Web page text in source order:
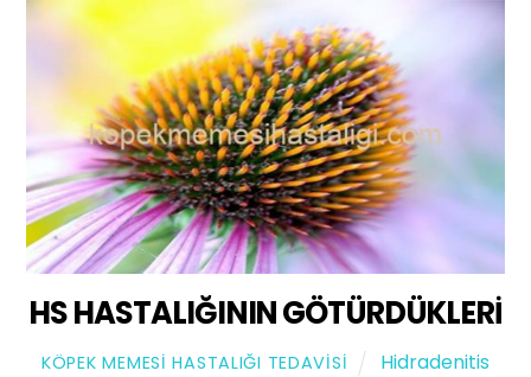
HS HASTALIĞININ GÖTÜRDÜKLERİ
KÖPEK MEMESI HASTALIĞI TEDAVISI
Hidradenitis